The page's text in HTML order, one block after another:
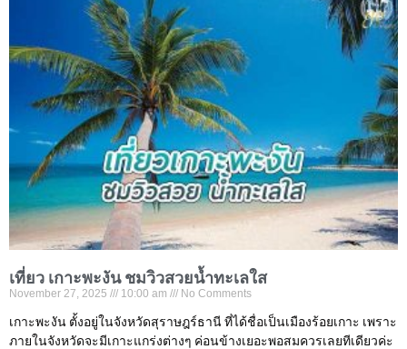
เที่ยว เกาะพะงัน ชมวิวสวยน้ำทะเลใส
November 27, 2025 10:00 am No Comments
เกาะพะงัน ตั้งอยู่ในจังหวัดสุราษฎร์ธานี ที่ได้ชื่อเป็นเมืองร้อยเกาะ เพราะ
ภายในจังหวัดจะมีเกาะแกร่งต่างๆ ค่อนข้างเยอะพอสมควรเลยทีเดียวค่ะ